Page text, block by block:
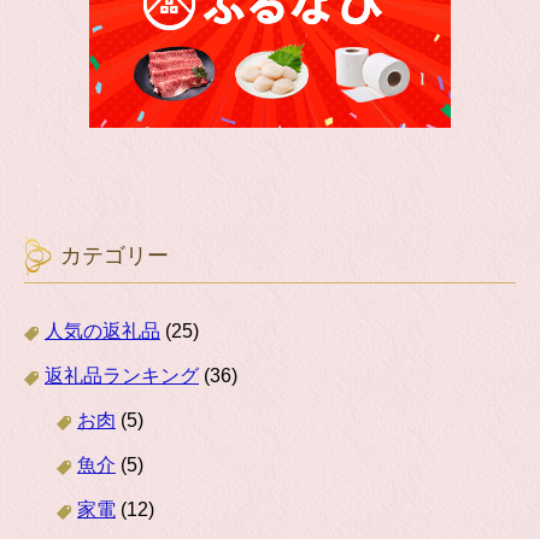
カテゴリー
人気の返礼品 (25)
返礼品ランキング (36)
お肉 (5)
魚介 (5)
家電 (12)